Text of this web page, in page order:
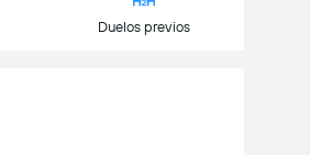
Duelos previos